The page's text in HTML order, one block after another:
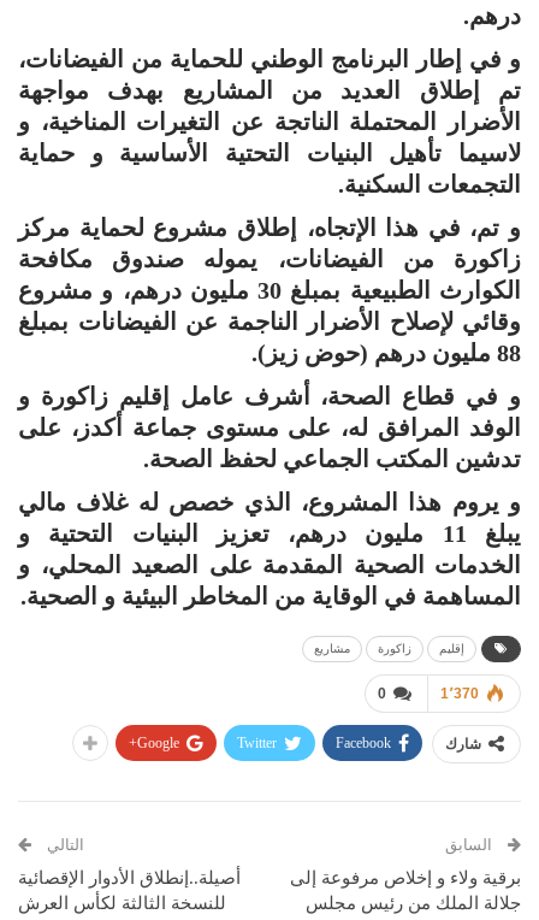
درهم.
و في إطار البرنامج الوطني للحماية من الفيضانات،
تم إطلاق العديد من المشاريع بهدف مواجهة
الأضرار المحتملة الناتجة عن التغيرات المناخية، و
لاسيما تأهيل البنيات التحتية الأساسية و حماية
التجمعات السكنية.
و تم، في هذا الإتجاه، إطلاق مشروع لحماية مركز
زاكورة من الفيضانات، يموله صندوق مكافحة
الكوارث الطبيعية بمبلغ 30 مليون درهم، و مشروع
وقائي لإصلاح الأضرار الناجمة عن الفيضانات بمبلغ
88 مليون درهم (حوض زيز).
و في قطاع الصحة، أشرف عامل إقليم زاكورة و
الوفد المرافق له، على مستوى جماعة أكدز، على
تدشين المكتب الجماعي لحفظ الصحة.
و يروم هذا المشروع، الذي خصص له غلاف مالي
يبلغ 11 مليون درهم، تعزيز البنيات التحتية و
الخدمات الصحية المقدمة على الصعيد المحلي، و
المساهمة في الوقاية من المخاطر البيئية و الصحية.
إقليم زاكورة مشاريع
0 1٬370
شارك Facebook
Twitter
Google+
السابق
برقية ولاء و إخلاص مرفوعة إلى
جلالة الملك من رئيس مجلس
التالي
أصيلة..إنطلاق الأدوار الإقصائية
للنسخة الثالثة لكأس العرش